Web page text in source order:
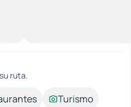
ruta.
Turismo